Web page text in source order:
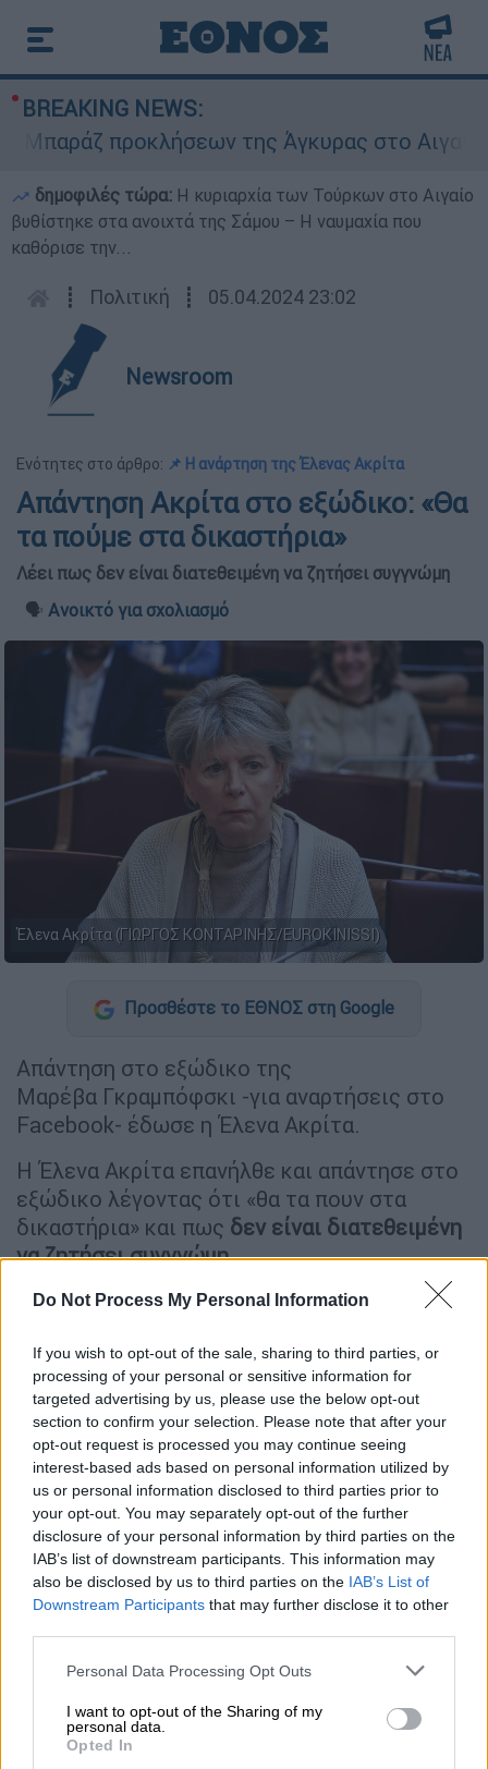
Do Not Process My Personal Information
If you wish to opt-out of the sale, sharing to third parties, or
processing of your personal or sensitive information for
targeted advertising by us, please use the below opt-out
section to confirm your selection. Please note that after your
opt-out request is processed you may continue seeing
interest-based ads based on personal information utilized by
us or personal information disclosed to third parties prior to
your opt-out. You may separately opt-out of the further
disclosure of your personal information by third parties on the
IAB’s list of downstream participants. This information may
also be disclosed by us to third parties on the IAB’s List of
Downstream Participants that may further disclose it to other
Please note that this website/app uses one or more Google
not limited to your visit or usage behaviour. You may click to
grant or deny consent to Google and its third-party tags to
use your data for below specified purposes in below Google
Personal Data Processing Opt Outs
I want to opt-out of the Sharing of my
personal data.
Opted In
BREAKING NEWS:
προκλήσεων της Άγκυρας στο Αιγαίο:
δημοφιλές τώρα: Η κυριαρχία των Τούρκων στο Αιγαίο
βυθίστηκε στα ανοιχτά της Σάμου – Η ναυμαχία που
καθόρισε την...
┋ Πολιτική ┋ 05.04.2024 23:02
Newsroom
Ενότητες στο άρθρο: 📌 Η ανάρτηση της Έλενας Ακρίτα
Απάντηση Ακρίτα στο εξώδικο: «Θα
τα πούμε στα δικαστήρια»
Λέει πως δεν είναι διατεθειμένη να ζητήσει συγγνώμη
🗣️ Ανοικτό για σχολιασμό
Έλενα Ακρίτα (ΓΙΩΡΓΟΣ ΚΟΝΤΑΡΙΝΗΣ/EUROKINISSI)
Προσθέστε το ΕΘΝΟΣ στη Google
Απάντηση στο εξώδικο της
Μαρέβα Γκραμπόφσκι -για αναρτήσεις στο
Facebook- έδωσε η Έλενα Ακρίτα.
Η Έλενα Ακρίτα επανήλθε και απάντησε στο
εξώδικο λέγοντας ότι «θα τα πουν στα
δικαστήρια» και πως δεν είναι διατεθειμένη
να ζητήσει συγγνώμη.
Πολιτική 05.04.2024 18:09
Το εξώδικο της Μαρέβας
Γκραμπόφσκι στην Έλενα Ακρίτα -
«Προσωπική η επίθεση»
Η ανάρτηση της Έλενας Ακρίτα
«Εξώδικο μου έστειλε η κυρία Γκραμποφσκι-
Μητσοτάκη και με καλεί να της ζητήσω
συγγνώμη. Λυπάμαι αλλά δεν πρόκειται. Θα
μάρτυρα. Όπως πρέπει».